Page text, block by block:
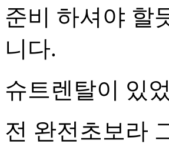
준비 하셔야 할
니다.
슈트렌탈이 있
전 완전초보라